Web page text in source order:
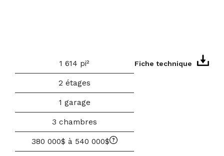
Fiche technique
1 614 pi²
2 étages
1 garage
3 chambres
380 000$ à 540 000$